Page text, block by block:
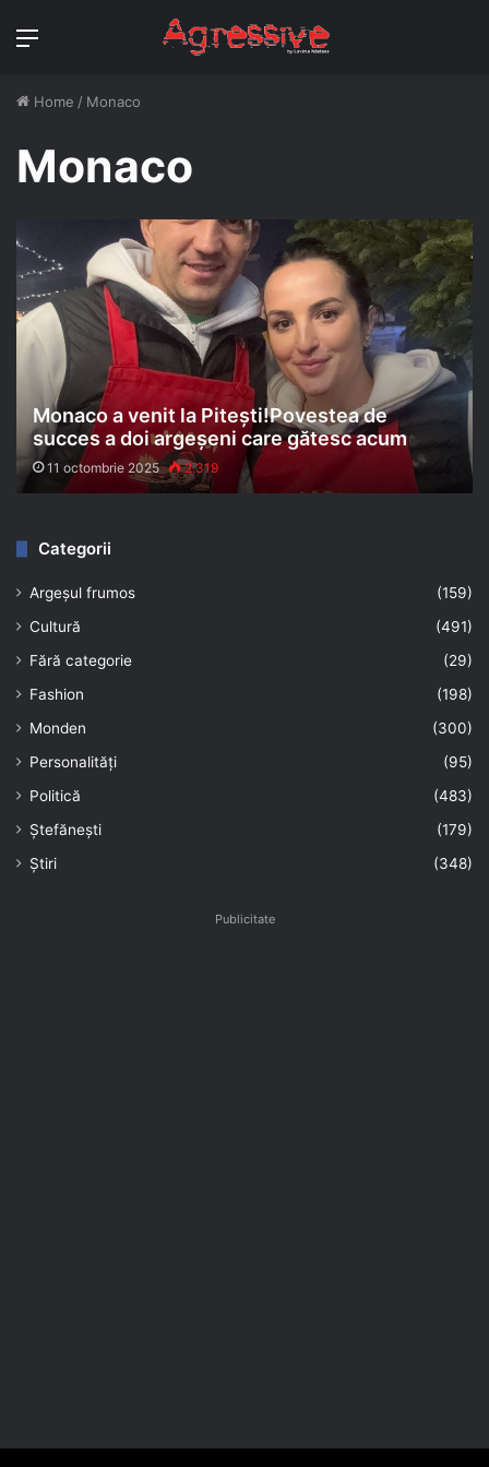
Home / Monaco
Monaco
Monaco a venit la Pitești!Povestea de
succes a doi argeșeni care gătesc acum
pentru noi toți
11 octombrie 2025 2.319
Categorii
Argeșul frumos
(159)
Cultură
(491)
Fără categorie
(29)
Fashion
(198)
Monden
(300)
Personalități
(95)
Politică
(483)
Ștefănești
(179)
Știri
(348)
Publicitate